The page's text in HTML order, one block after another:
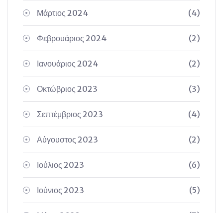
Μάρτιος 2024 (4)
Φεβρουάριος 2024 (2)
Ιανουάριος 2024 (2)
Οκτώβριος 2023 (3)
Σεπτέμβριος 2023 (4)
Αύγουστος 2023 (2)
Ιούλιος 2023 (6)
Ιούνιος 2023 (5)